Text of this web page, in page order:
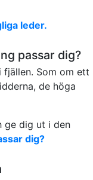
leder.
passar dig?
Som om ett
de höga
ge dig ut i den
dig?